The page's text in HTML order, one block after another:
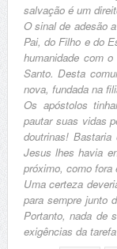
salvação é um
O sinal de adesão
Pai, do Filho e do
humanidade com
Santo. Desta
nova, fundada na
Os apóstolos
pautar suas vidas
doutrinas!
Jesus lhes havia
próximo, como fora
Uma certeza
para sempre junto
Portanto, nada de
exigências da